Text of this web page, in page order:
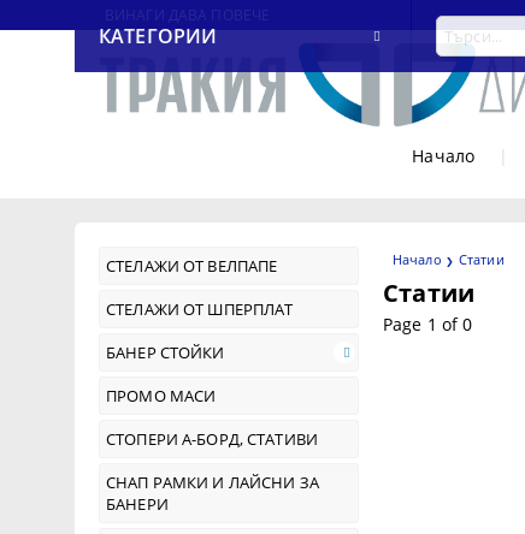
ВИНАГИ ДАВА ПОВЕЧЕ
Начало
КАТЕГОРИИ
СТЕЛАЖИ ОТ ВЕЛПАПЕ
СТЕЛАЖИ ОТ ШПЕРПЛАТ
БАНЕР СТОЙКИ
ПРОМО МАСИ
СТОПЕРИ А-БОРД, СТАТИВИ
СНАП РАМКИ И ЛАЙСНИ ЗА
БАНЕРИ
Начало Статии
Статии
Page 1 of 0